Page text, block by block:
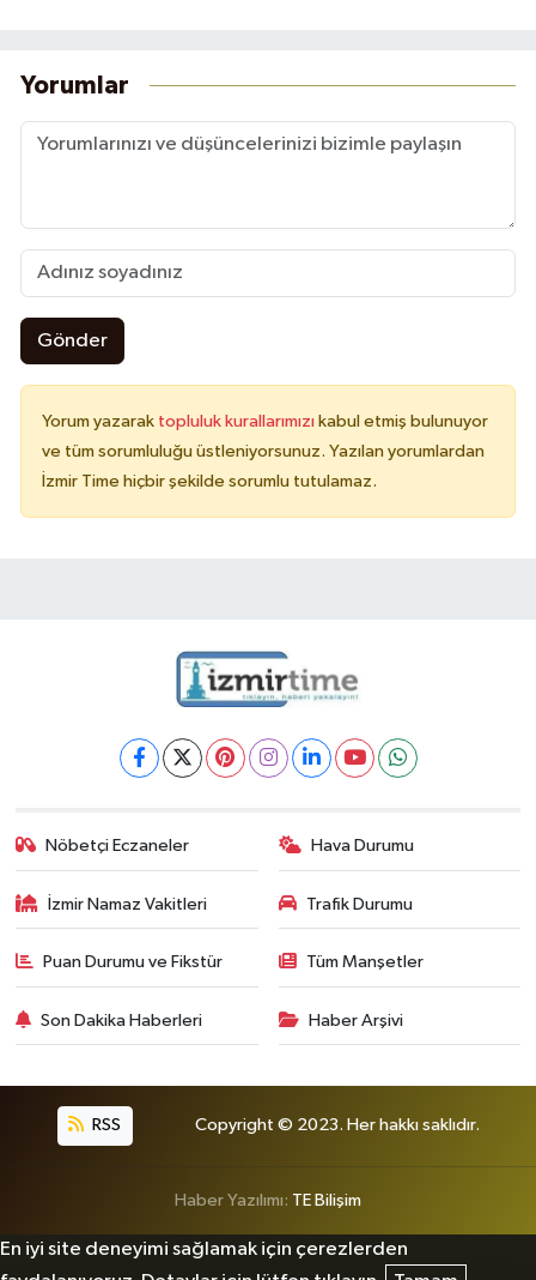
Yorumlar
Gönder
Yorum yazarak topluluk kurallarımızı kabul etmiş bulunuyor
ve tüm sorumluluğu üstleniyorsunuz. Yazılan yorumlardan
İzmir Time hiçbir şekilde sorumlu tutulamaz.
Nöbetçi Eczaneler Hava Durumu
İzmir Namaz Vakitleri Trafik Durumu
Puan Durumu ve Fikstür Tüm Manşetler
Son Dakika Haberleri Haber Arşivi
RSS Copyright © 2023. Her hakkı saklıdır.
Haber Yazılımı: TE Bilişim
En iyi site deneyimi sağlamak için çerezlerden